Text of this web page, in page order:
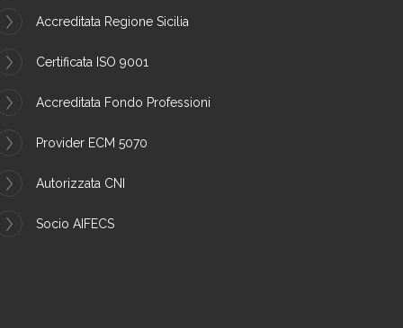
Accreditata Regione Sicilia
Certificata ISO 9001
Accreditata Fondo Professioni
Provider ECM 5070
Autorizzata CNI
Socio AIFECS